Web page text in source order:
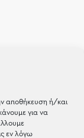
αποθήκευση ή/και
για να
εν λόγω